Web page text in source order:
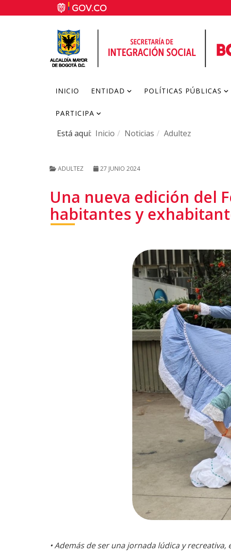
INICIO ENTIDAD POLÍTICAS PÚBLICAS
PARTICIPA
Está aquí: Inicio Noticias Adultez
ADULTEZ 27 JUNIO 2024
Una nueva edición del
habitantes y
• Además de ser una jornada lúdica y